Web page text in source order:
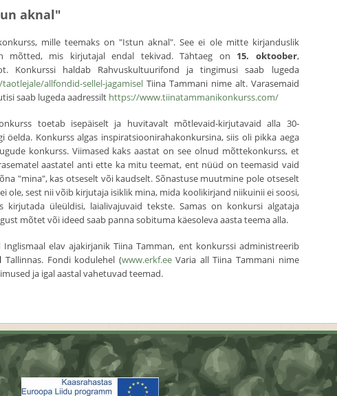
aknal"
mille teemaks on "Istun aknal". See ei ole mitte kirjanduslik
mõtted, mis kirjutajal endal tekivad. Tähtaeg on 15. oktoober,
Konkurssi haldab Rahvuskultuurifond ja tingimusi saab lugeda
allfondid-sellel-jagamisel Tiina Tammani nime alt. Varasemaid
saab lugeda aadressilt https://www.tiinatammanikonkurss.com/
toetab isepäiselt ja huvitavalt mõtlevaid-kirjutavaid alla 30-
öelda. Konkurss algas inspiratsioonirahakonkursina, siis oli pikka aega
konkurss. Viimased kaks aastat on see olnud mõttekonkurss, et
aastatel anti ette ka mitu teemat, ent nüüd on teemasid vaid
"mina", kas otseselt või kaudselt. Sõnastuse muutmine pole otseselt
ole, sest nii võib kirjutaja isiklik mina, mida koolikirjand niikuinii ei soosi,
kirjutada üleüldisi, laialivajuvaid tekste. Samas on konkursi algataja
mõtet või ideed saab panna sobituma käesoleva aasta teema alla.
elav ajakirjanik Tiina Tamman, ent konkurssi administreerib
Tallinnas. Fondi kodulehel (www.erkf.eeVaria all Tiina Tammani nime
ja igal aastal vahetuvad teemad.